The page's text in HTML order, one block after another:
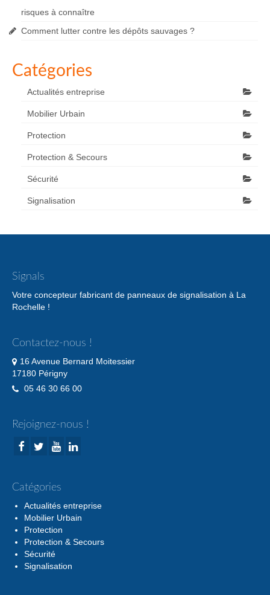
risques à connaître
Comment lutter contre les dépôts sauvages ?
Catégories
Actualités entreprise
Mobilier Urbain
Protection
Protection & Secours
Sécurité
Signalisation
Signals
Votre concepteur fabricant de panneaux de signalisation à La
Rochelle !
Contactez-nous !
16 Avenue Bernard Moitessier
17180 Périgny
05 46 30 66 00
Rejoignez-nous !
Catégories
Actualités entreprise
Mobilier Urbain
Protection
Protection & Secours
Sécurité
Signalisation